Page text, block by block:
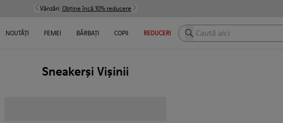
Vânzări: Obține încă 10% reducere
NOUTĂȚI FEMEI BĂRBAȚI COPII REDUCERI Caută aici
Sneakerși Vișinii